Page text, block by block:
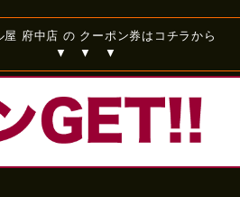
屋 府中店 の クーポン券はコチラから
▼ ▼ ▼